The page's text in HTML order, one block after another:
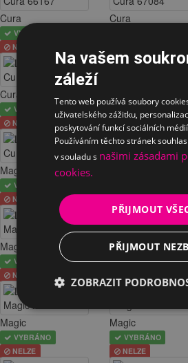
Cura
VYBRÁNO
NELZE
Cura
Cura
VYBRÁNO
NELZE
VYBRÁNO
NELZE
Magic
VYBRÁNO
NELZE
Magic
VYBRÁNO
NELZE
Magic
VYBRÁNO
Magic
VYBRÁNO
NELZE
Magic
VYBRÁNO
NELZE
Na vašem
záleží
Tento web používá soubory
uživatelského zážitku,
poskytování funkcí sociálních
Používáním těchto stránek
v souladu s našimi zásadami
cookies.
PŘIJMOUT
PŘIJMOUT
ZOBRAZIT